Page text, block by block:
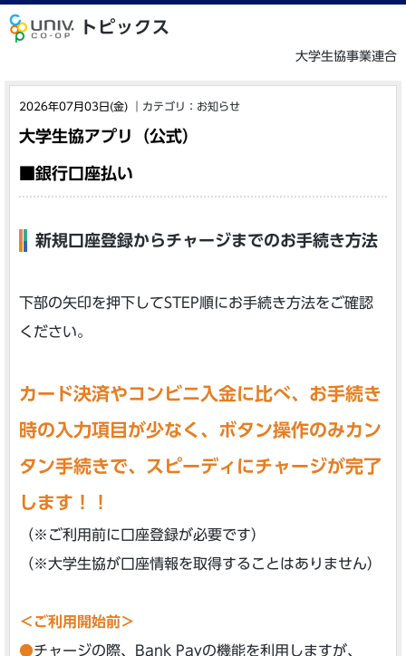
トピックス
大学生協事業連合
2026年07月03日(金) カテゴリ： お知らせ
大学生協アプリ（公式）
■銀行口座払い
新規口座登録からチャージまでのお手続き方法
下部の矢印を押下してSTEP順にお手続き方法をご確認
ください。
カード決済やコンビニ入金に比べ、お手続き
時の入力項目が少なく、ボタン操作のみカン
タン手続きで、スピーディにチャージが完了
します！！
（※ご利用前に口座登録が必要です）
（※大学生協が口座情報を取得することはありません）
＜ご利用開始前＞
●チャージの際、Bank Payの機能を利用しますが、